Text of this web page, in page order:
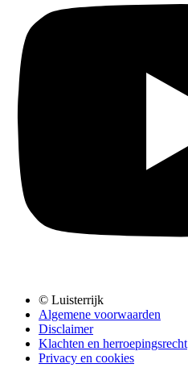
© Luisterrijk
Algemene voorwaarden
Disclaimer
Klachten en herroepingsrecht
Privacy en cookies